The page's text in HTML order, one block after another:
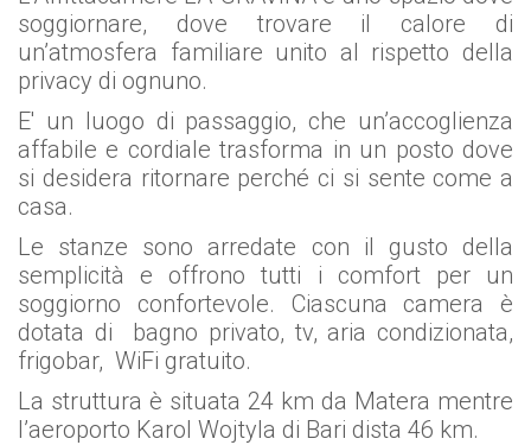
soggiornare, dove trovare il calore di
un’atmosfera familiare unito al rispetto della
privacy di ognuno.
E' un luogo di passaggio, che un’accoglienza
affabile e cordiale trasforma in un posto dove
si desidera ritornare perché ci si sente come a
casa.
Le stanze sono arredate con il gusto della
semplicità e offrono tutti i comfort per un
soggiorno confortevole. Ciascuna camera è
dotata di bagno privato, tv, aria condizionata,
frigobar, WiFi gratuito.
La struttura è situata 24 km da Matera mentre
l’aeroporto Karol Wojtyla di Bari dista 46 km.